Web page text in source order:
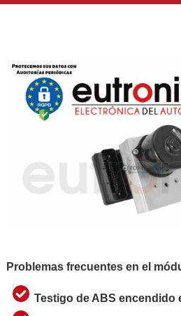
Problemas frecuentes en el
Testigo de ABS encendido